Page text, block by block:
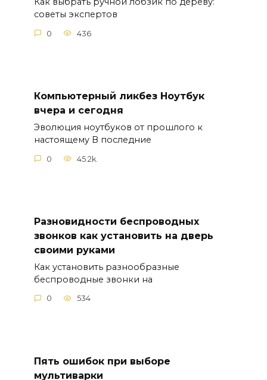
советы экспертов
0 436
Компьютерный ликбез Ноутбук
вчера и сегодня
Эволюция ноутбуков от прошлого к
настоящему В последние
0 45.2k.
Разновидности беспроводных
звонков как установить на дверь
своими руками
Как установить разнообразные
беспроводные звонки на
0 534
Пять ошибок при выборе
мультиварки